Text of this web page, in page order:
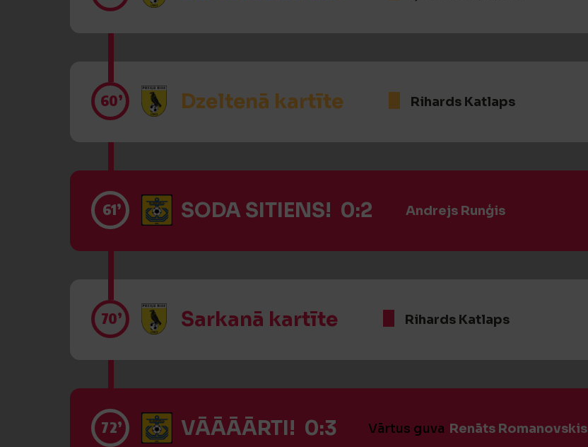
60’ Dzeltenā kartīte Rihards Katlaps
61’ SODA SITIENS! 0:2 Andrejs Runģis
70’ Sarkanā kartīte Rihards Katlaps
72’ VĀĀĀĀRTI! 0:3 Vārtus guva Renāts Romanovskis